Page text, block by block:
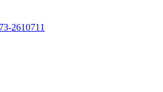
2610711